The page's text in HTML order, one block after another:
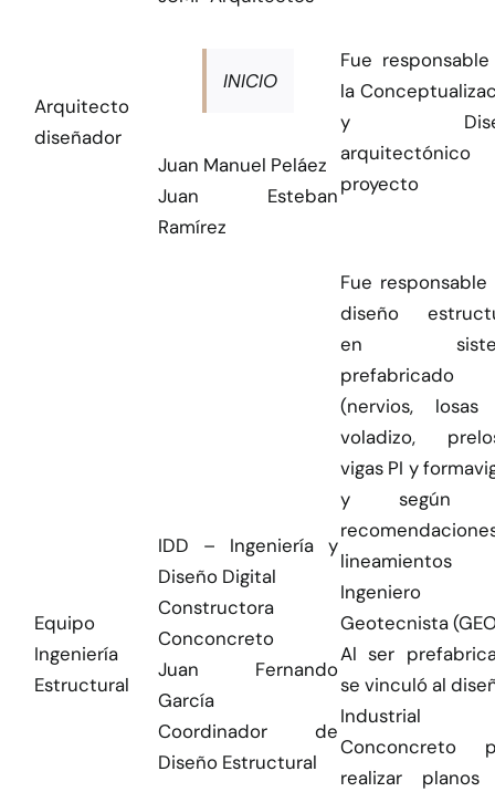
Arquitecto
diseñador
INICIO
Juan Manuel Peláez
Juan Esteban
Ramírez
Fue
la
y
arquitectónico
proyecto
Equipo
Ingeniería
Estructural
IDD – Ingeniería y
Diseño Digital
Constructora
Conconcreto
Juan Fernando
García
Coordinador de
Diseño Estructural
Fue
diseño
en
prefabricado
(nervios,
voladizo,
vigas PI y
y según
lineamientos
Ingeniero
Geotecnista
Al ser
se vinculó al
Industrial
Conconcreto
realizar